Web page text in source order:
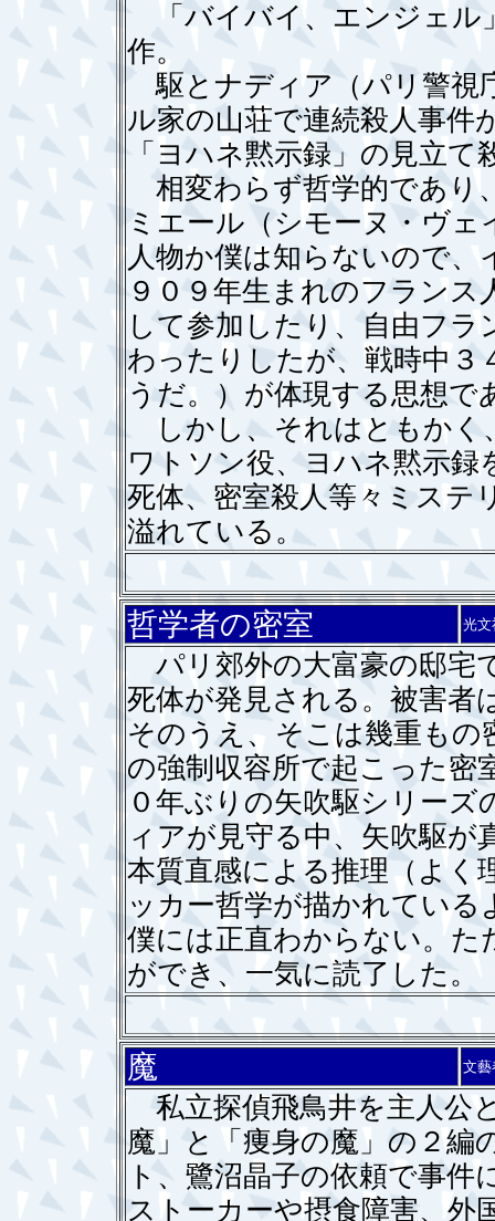
「バイバイ、エンジェル
作。
駆とナディア（パリ警視
ル家の山荘で連続殺人事件
「ヨハネ黙示録」の見立
相変わらず哲学的であり
ミエール（シモーヌ・ヴ
人物か僕は知らないので
９０９年生まれのフラン
して参加したり、自由フ
わったりしたが、戦時中３
うだ。）が体現する思想
しかし、それはともかく
ワトソン役、ヨハネ黙示録
死体、密室殺人等々ミステ
溢れている。
哲学者の密室 光文
パリ郊外の大富豪の邸宅
死体が発見される。被害者
そのうえ、そこは幾重も
の強制収容所で起こった密
０年ぶりの矢吹駆シリー
ィアが見守る中、矢吹駆が
本質直感による推理（よく
ッカー哲学が描かれてい
僕には正直わからない。
ができ、一気に読了した。
魔 文藝
私立探偵飛鳥井を主人公
魔」と「痩身の魔」の２編
ト、鷺沼晶子の依頼で事
ストーカーや摂食障害、外